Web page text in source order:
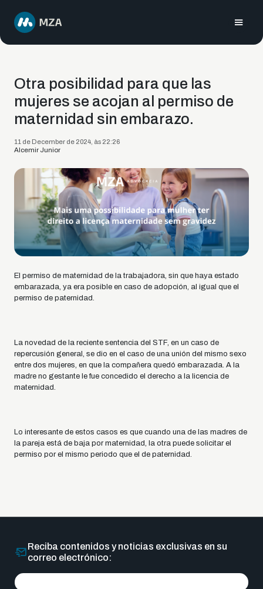
Otra posibilidad para que las
mujeres se acojan al permiso de
maternidad sin embarazo.
11 de December de 2024, às 22:26
Alcemir Junior
El permiso de maternidad de la trabajadora, sin que haya estado
embarazada, ya era posible en caso de adopción, al igual que el
permiso de paternidad.
La novedad de la reciente sentencia del STF, en un caso de
repercusión general, se dio en el caso de una unión del mismo sexo
entre dos mujeres, en que la compañera quedó embarazada. A la
madre no gestante le fue concedido el derecho a la licencia de
maternidad.
Lo interesante de estos casos es que cuando una de las madres de
la pareja está de baja por maternidad, la otra puede solicitar el
permiso por el mismo periodo que el de paternidad.
Reciba contenidos y noticias exclusivas en su
correo electrónico: